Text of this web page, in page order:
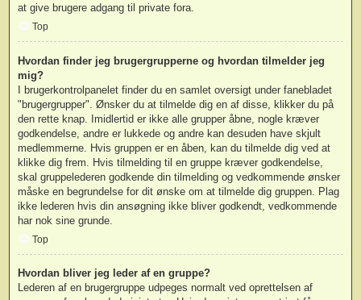
at give brugere adgang til private fora.
Top
Hvordan finder jeg brugergrupperne og hvordan tilmelder jeg
mig?
I brugerkontrolpanelet finder du en samlet oversigt under fanebladet
"brugergrupper". Ønsker du at tilmelde dig en af disse, klikker du på
den rette knap. Imidlertid er ikke alle grupper åbne, nogle kræver
godkendelse, andre er lukkede og andre kan desuden have skjult
medlemmerne. Hvis gruppen er en åben, kan du tilmelde dig ved at
klikke dig frem. Hvis tilmelding til en gruppe kræver godkendelse,
skal gruppelederen godkende din tilmelding og vedkommende ønsker
måske en begrundelse for dit ønske om at tilmelde dig gruppen. Plag
ikke lederen hvis din ansøgning ikke bliver godkendt, vedkommende
har nok sine grunde.
Top
Hvordan bliver jeg leder af en gruppe?
Lederen af en brugergruppe udpeges normalt ved oprettelsen af